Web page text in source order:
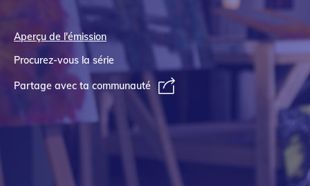
Aperçu de l'émission
Procurez-vous la série
Partage avec ta communauté